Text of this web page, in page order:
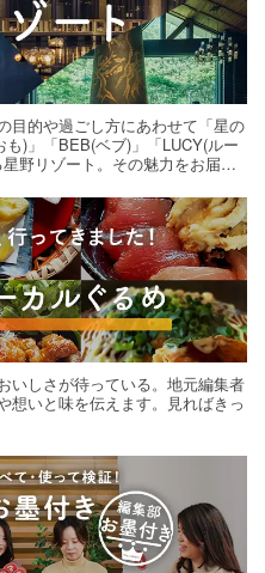
目的や過ごし方にあわせて「星の
)」「BEB(ベブ)」「LUCY(ルー
野リゾート。その魅力をお届け
いしさが待っている。地元編集者
想いと味を伝えます。見ればきっ